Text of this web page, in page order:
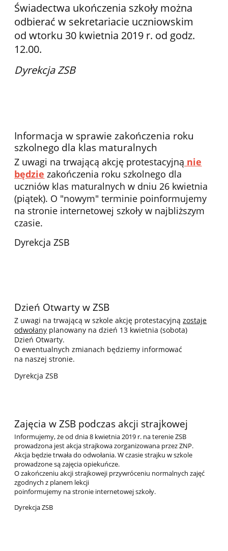
Świadectwa ukończenia szkoły można
odbierać w sekretariacie uczniowskim
od wtorku 30 kwietnia 2019 r. od godz.
12.00.
Dyrekcja ZSB
Informacja w sprawie zakończenia roku
szkolnego dla klas maturalnych
Z uwagi na trwającą akcję protestacyjną nie
będzie zakończenia roku szkolnego dla
uczniów klas maturalnych w dniu 26 kwietnia
(piątek). O "nowym" terminie poinformujemy
na stronie internetowej szkoły w najbliższym
czasie.
Dyrekcja ZSB
Dzień Otwarty w ZSB
Z uwagi na trwającą w szkole akcję protestacyjnązostaje
odwołany planowany na dzień 13 kwietnia (sobota)
Dzień Otwarty.
O ewentualnych zmianach będziemy informować
na naszej stronie.
Dyrekcja ZSB
Zajęcia w ZSB podczas akcji strajkowej
Informujemy, że od dnia 8 kwietnia 2019 r. na terenie ZSB
prowadzona jest akcja strajkowa zorganizowana przez ZNP.
Akcja będzie trwała do odwołania. W czasie strajku w szkole
prowadzone są zajęcia opiekuńcze.
O zakończeniu akcji strajkoweji przywróceniu normalnych zajęć
zgodnych z planem lekcji
poinformujemy na stronie internetowej szkoły.
Dyrekcja ZSB